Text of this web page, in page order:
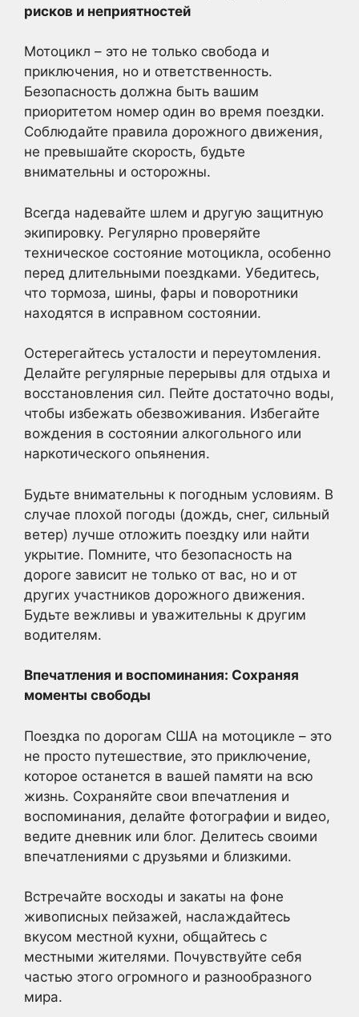
рисков и неприятностей
Мотоцикл – это не только свобода и
приключения, но и ответственность.
Безопасность должна быть вашим
приоритетом номер один во время поездки.
Соблюдайте правила дорожного движения,
не превышайте скорость, будьте
внимательны и осторожны.
Всегда надевайте шлем и другую защитную
экипировку. Регулярно проверяйте
техническое состояние мотоцикла, особенно
перед длительными поездками. Убедитесь,
что тормоза, шины, фары и поворотники
находятся в исправном состоянии.
Остерегайтесь усталости и переутомления.
Делайте регулярные перерывы для отдыха и
восстановления сил. Пейте достаточно воды,
чтобы избежать обезвоживания. Избегайте
вождения в состоянии алкогольного или
наркотического опьянения.
Будьте внимательны к погодным условиям. В
случае плохой погоды (дождь, снег, сильный
ветер) лучше отложить поездку или найти
укрытие. Помните, что безопасность на
дороге зависит не только от вас, но и от
других участников дорожного движения.
Будьте вежливы и уважительны к другим
водителям.
Впечатления и воспоминания: Сохраняя
моменты свободы
Поездка по дорогам США на мотоцикле – это
не просто путешествие, это приключение,
которое останется в вашей памяти на всю
жизнь. Сохраняйте свои впечатления и
воспоминания, делайте фотографии и видео,
ведите дневник или блог. Делитесь своими
впечатлениями с друзьями и близкими.
Встречайте восходы и закаты на фоне
живописных пейзажей, наслаждайтесь
вкусом местной кухни, общайтесь с
местными жителями. Почувствуйте себя
частью этого огромного и разнообразного
мира.